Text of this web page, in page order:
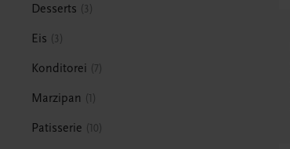
Desserts 3
Eis 3
Konditorei 7
Marzipan 1
Patisserie 10